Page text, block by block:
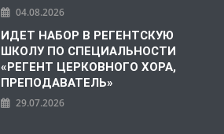
04.08.2026
ИДЕТ НАБОР В РЕГЕНТСКУЮ
ШКОЛУ ПО СПЕЦИАЛЬНОСТИ
«РЕГЕНТ ЦЕРКОВНОГО ХОРА,
ПРЕПОДАВАТЕЛЬ»
29.07.2026